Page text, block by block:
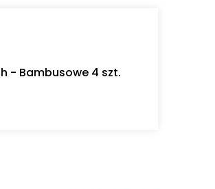
- Bambusowe 4 szt.